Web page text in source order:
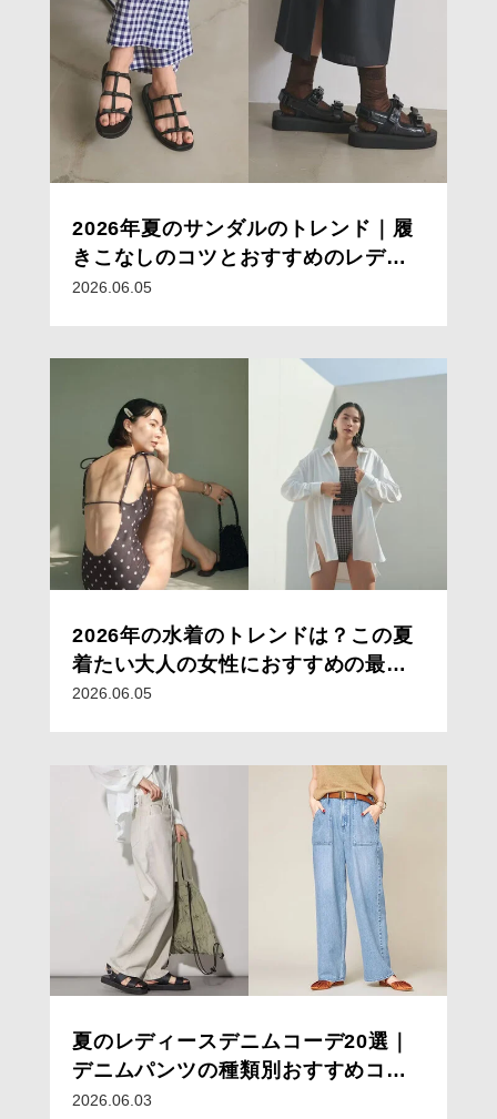
2026年夏のサンダルのトレンド｜履
きこなしのコツとおすすめのレディ
ースサンダルコーデ15選
2026.06.05
2026年の水着のトレンドは？この夏
着たい大人の女性におすすめの最新
水着
2026.06.05
夏のレディースデニムコーデ20選｜
デニムパンツの種類別おすすめコー
デと着こなしのコツ
2026.06.03